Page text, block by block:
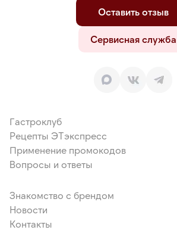
Оставить отзыв
Сервисная служба
Гастроклуб
Рецепты ЭТэкспресс
Применение промокодов
Вопросы и ответы
Знакомство с брендом
Новости
Контакты